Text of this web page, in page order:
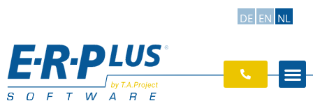
DE EN NL